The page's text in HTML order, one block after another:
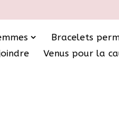
Bracelets
Venus pour la